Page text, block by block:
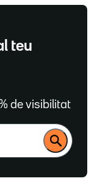
teu
de visibilitat